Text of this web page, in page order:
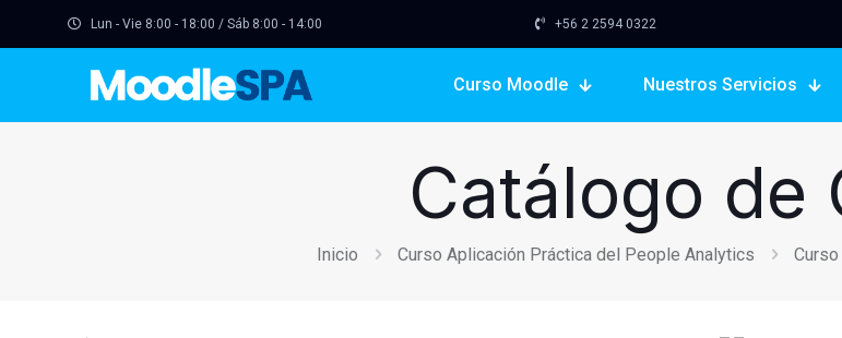
Lun - Vie 8:00 - 18:00 / Sáb 8:00 - 14:00 +56 2 2594 0322
Curso Moodle Nuestros Servicios
Catálogo de
Inicio Curso Aplicación Práctica del People Analytics